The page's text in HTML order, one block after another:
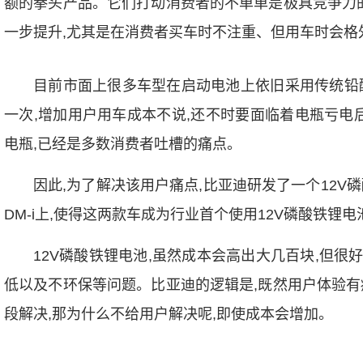
额的拳头产品。它们打动消费者的不单单是极具竞争
一步提升,尤其是在消费者买车时不注重、但用车时会
目前市面上很多车型在启动电池上依旧采用传统
一次,增加用户用车成本不说,还不时要面临着电瓶亏
电瓶,已经是多数消费者吐槽的痛点。
因此,为了解决该用户痛点,比亚迪研发了一个12V
DM-i上,使得这两款车成为行业首个使用12V磷酸铁锂电
12V磷酸铁锂电池,虽然成本会高出大几百块,但很
低以及不环保等问题。比亚迪的逻辑是,既然用户体验
段解决,那为什么不给用户解决呢,即使成本会增加。